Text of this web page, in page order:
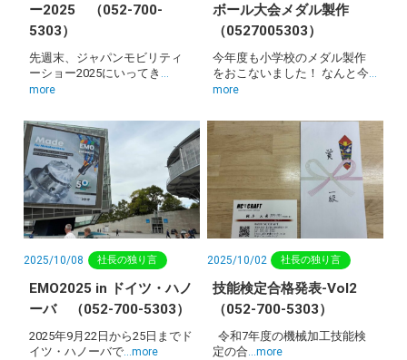
ー2025 （052-700-
5303）
先週末、ジャパンモビリティ
ーショー2025にいってき …
more
ボール大会メダル製作
（0527005303）
今年度も小学校のメダル製作
をおこないました！ なんと今…
more
2025/10/08 社長の独り言
EMO2025 in ドイツ・ハノ
ーバ （052-700-5303）
2025年9月22日から25日までド
イツ・ハノーバで…more
2025/10/02 社長の独り言
技能検定合格発表-Vol2
（052-700-5303）
令和7年度の機械加工技能検
定の合…more